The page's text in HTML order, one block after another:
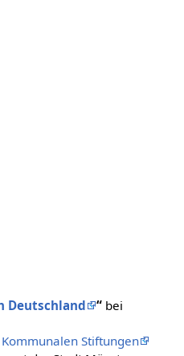
Deutschland “ bei
Kommunalen Stiftungen